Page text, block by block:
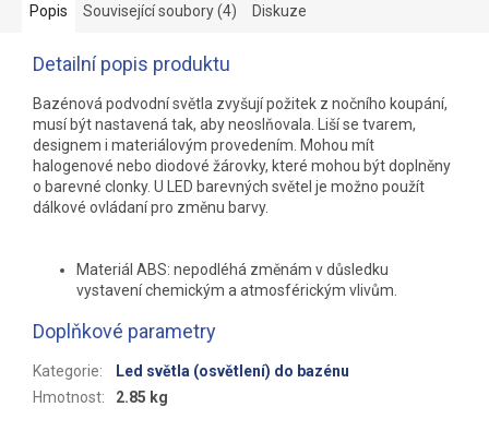
Popis Související soubory (4) Diskuze
Detailní popis produktu
Bazénová podvodní světla zvyšují požitek z nočního koupání,
musí být nastavená tak, aby neoslňovala. Liší se tvarem,
designem i materiálovým provedením. Mohou mít
halogenové nebo diodové žárovky, které mohou být doplněny
o barevné clonky. U LED barevných světel je možno použít
dálkové ovládaní pro změnu barvy.
Materiál ABS: nepodléhá změnám v důsledku
vystavení chemickým a atmosférickým vlivům.
Doplňkové parametry
Kategorie:
Led světla (osvětlení) do bazénu
Hmotnost: 2.85 kg